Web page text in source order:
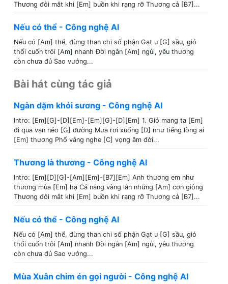
Thương đôi mắt khi [Em] buồn khi rạng rỡ Thương cả [B7]...
Nếu có thể - Công nghệ AI
Nếu có [Am] thể, đừng than chi số phận Gạt u [G] sầu, gió
thổi cuốn trôi [Am] nhanh Đời ngắn [Am] ngủi, yêu thương
còn chưa đủ Sao vướng...
Bài hát cùng tác giả
Ngàn dặm khói sương - Công nghệ AI
Intro: [Em][G]-[D][Em]-[Em][G]-[D][Em] 1. Gió mang ta [Em]
đi qua vạn nẻo [G] đường Mưa rơi xuống [D] như tiếng lòng ai
[Em] thương Phố vắng nghe [C] vọng âm đời...
Thương là thương - Công nghệ AI
Intro: [Em][D][G]-[Am][Em]-[B7][Em] Anh thương em như
thương mùa [Em] hạ Cả nắng vàng lẫn những [Am] cơn giông
Thương đôi mắt khi [Em] buồn khi rạng rỡ Thương cả [B7]...
Nếu có thể - Công nghệ AI
Nếu có [Am] thể, đừng than chi số phận Gạt u [G] sầu, gió
thổi cuốn trôi [Am] nhanh Đời ngắn [Am] ngủi, yêu thương
còn chưa đủ Sao vướng...
Mùa Xuân chim én gọi người - Công nghệ AI